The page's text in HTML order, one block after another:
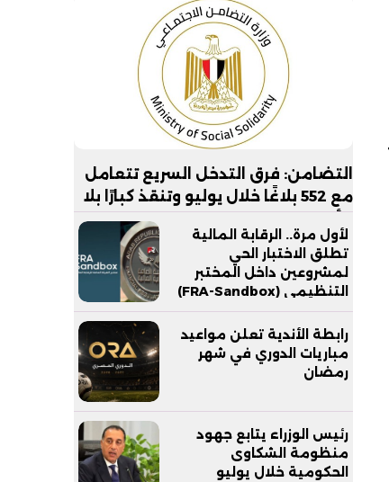
التضامن: فرق التدخل السريع تتعامل
مع 552 بلاغًا خلال يوليو وتنقذ كبارًا بلا
لأول مرة.. الرقابة المالية
تطلق الاختبار الحي
لمشروعين داخل المختبر
التنظيمي (FRA-Sandbox)
رابطة الأندية تعلن مواعيد
مباريات الدوري في شهر
رمضان
رئيس الوزراء يتابع جهود
منظومة الشكاوى
الحكومية خلال يوليو